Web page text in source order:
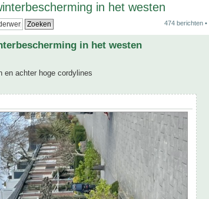
in het westen
474 berichten •
in het westen
en achter hoge cordylines